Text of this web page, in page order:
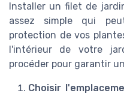
Installer un filet de
assez simple qui
protection de vos
l'intérieur de votre
procéder pour garantir
Choisir